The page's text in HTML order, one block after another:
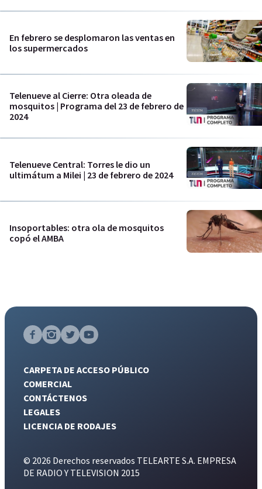
En febrero se desplomaron las ventas en
los supermercados
Telenueve al Cierre: Otra oleada de
mosquitos | Programa del 23 de febrero de
2024
Telenueve Central: Torres le dio un
ultimátum a Milei | 23 de febrero de 2024
Insoportables: otra ola de mosquitos
copó el AMBA
CARPETA DE ACCESO PÚBLICO
COMERCIAL
CONTÁCTENOS
LEGALES
LICENCIA DE RODAJES
© 2026 Derechos reservados TELEARTE S.A. EMPRESA
DE RADIO Y TELEVISION 2015